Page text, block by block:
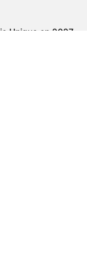
Unique en 2027